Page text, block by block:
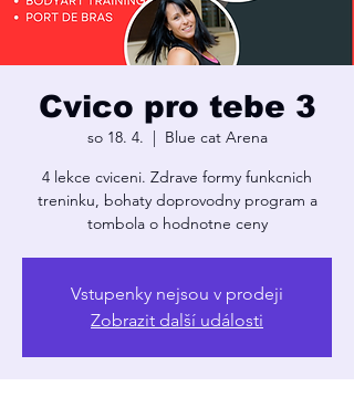
Cvico pro tebe 3
so 18. 4.
  |
Blue cat Arena
4 lekce cviceni. Zdrave formy funkcnich
treninku, bohaty doprovodny program a
tombola o hodnotne ceny
Vstupenky nejsou v prodeji
Zobrazit další události